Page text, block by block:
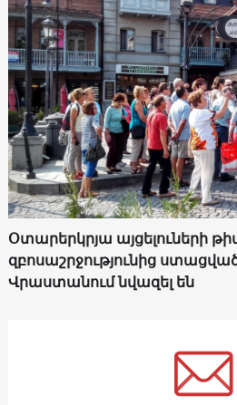
Օտարերկրյա այցելուների
զբոսաշրջությունից
Վրաստանում նվազել են